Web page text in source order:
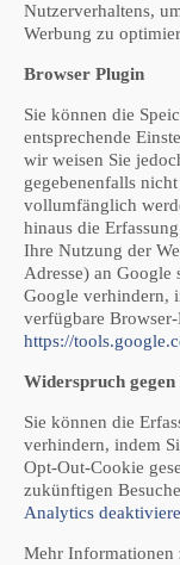
Nutzerverhaltens,
Werbung zu
Browser Plugin
Sie können die
entsprechende
wir weisen Sie
gegebenenfalls
vollumfänglich
hinaus die
Ihre Nutzung der
Adresse) an Google
Google verhindern,
verfügbare
https://
Widerspruch gegen
Sie können die
verhindern, indem
Opt-Out-Cookie
zukünftigen
Analytics
Mehr Informationen